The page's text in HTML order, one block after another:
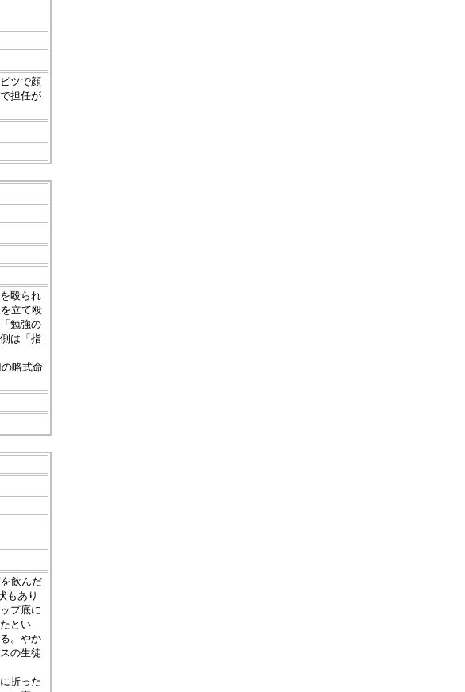
ツで顔
担任が
殴られ
立て殴
勉強の
は「指
略式命
飲んだ
もあり
プ底に
とい
。やか
の生徒
折った